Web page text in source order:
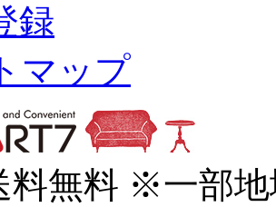
録
マップ
料無料 ※一部地